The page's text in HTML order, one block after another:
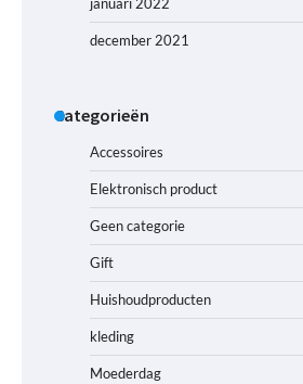
januari 2022
december 2021
Categorieën
Accessoires
Elektronisch product
Geen categorie
Gift
Huishoudproducten
kleding
Moederdag